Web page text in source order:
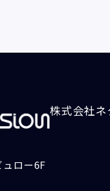
株式会社
ロー6F